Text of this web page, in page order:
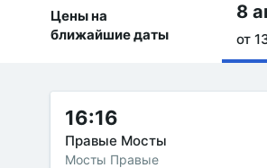
Цены на
ближайшие даты
8
от
16:16
Правые Мосты
Мосты Правые